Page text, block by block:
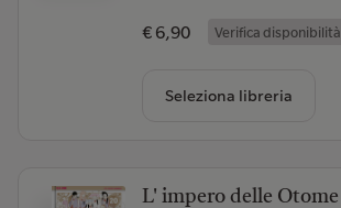
€ 6,90 Verifica disponibilità
Seleziona libreria
L' impero delle Otome